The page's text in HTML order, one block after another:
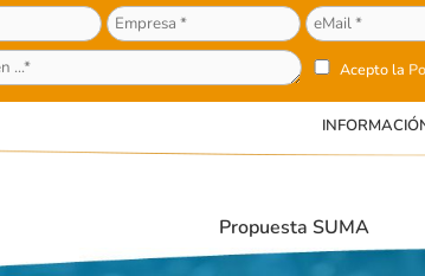
Acepto la
Propuesta SUMA